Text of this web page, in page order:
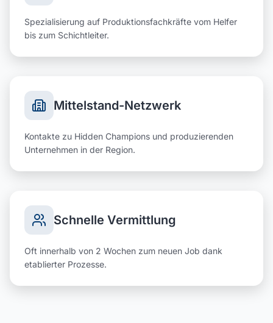
Spezialisierung auf Produktionsfachkräfte vom Helfer
bis zum Schichtleiter.
Mittelstand-Netzwerk
Kontakte zu Hidden Champions und produzierenden
Unternehmen in der Region.
Schnelle Vermittlung
Oft innerhalb von 2 Wochen zum neuen Job dank
etablierter Prozesse.